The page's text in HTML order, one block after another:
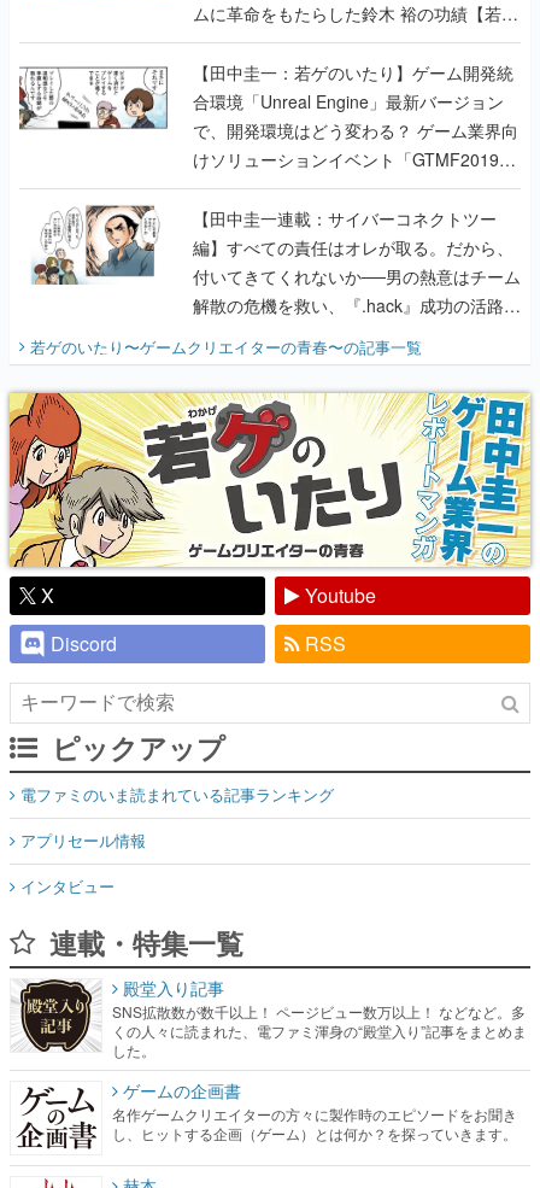
ムに革命をもたらした鈴木 裕の功績【若ゲ
のいたり】
【田中圭一：若ゲのいたり】ゲーム開発統
合環境「Unreal Engine」最新バージョン
で、開発環境はどう変わる？ ゲーム業界向
けソリューションイベント「GTMF2019」
に行って、より理解を深めよう【PR】
【田中圭一連載：サイバーコネクトツー
編】すべての責任はオレが取る。だから、
付いてきてくれないか──男の熱意はチーム
解散の危機を救い、『.hack』成功の活路を
開く。業界の快男児・松山 洋に流れる血は
『少年ジャンプ』色だった【若ゲのいた
り】
若ゲのいたり〜ゲームクリエイターの青春〜の記事一覧
X
Youtube
Discord
RSS
ピックアップ
電ファミのいま読まれている記事ランキング
アプリセール情報
インタビュー
連載・特集一覧
殿堂入り記事
SNS拡散数が数千以上！ ページビュー数万以上！ などなど。多
くの人々に読まれた、電ファミ渾身の“殿堂入り”記事をまとめま
した。
ゲームの企画書
名作ゲームクリエイターの方々に製作時のエピソードをお聞き
し、ヒットする企画（ゲーム）とは何か？を探っていきます。